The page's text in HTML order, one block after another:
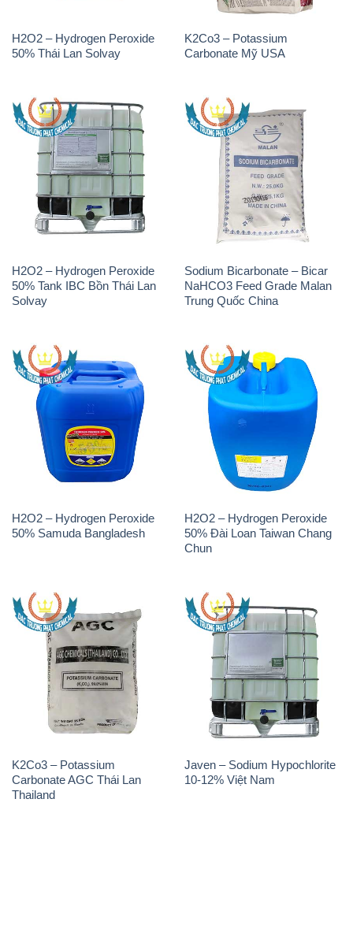
H2O2 – Hydrogen Peroxide
50% Thái Lan Solvay
K2Co3 – Potassium
Carbonate Mỹ USA
H2O2 – Hydrogen Peroxide
50% Tank IBC Bồn Thái Lan
Solvay
Sodium Bicarbonate – Bicar
NaHCO3 Feed Grade Malan
Trung Quốc China
H2O2 – Hydrogen Peroxide
50% Samuda Bangladesh
H2O2 – Hydrogen Peroxide
50% Đài Loan Taiwan Chang
Chun
K2Co3 – Potassium
Carbonate AGC Thái Lan
Thailand
Javen – Sodium Hypochlorite
10-12% Việt Nam